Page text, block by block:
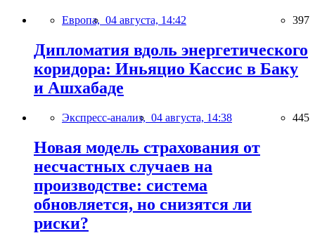
Европа, 04 августа, 14:42 397
Дипломатия вдоль энергетического
коридора: Иньяцио Кассис в Баку
и Ашхабаде
Экспресс-анализ, 04 августа, 14:38 445
Новая модель страхования от
несчастных случаев на
производстве: система
обновляется, но снизятся ли
риски?